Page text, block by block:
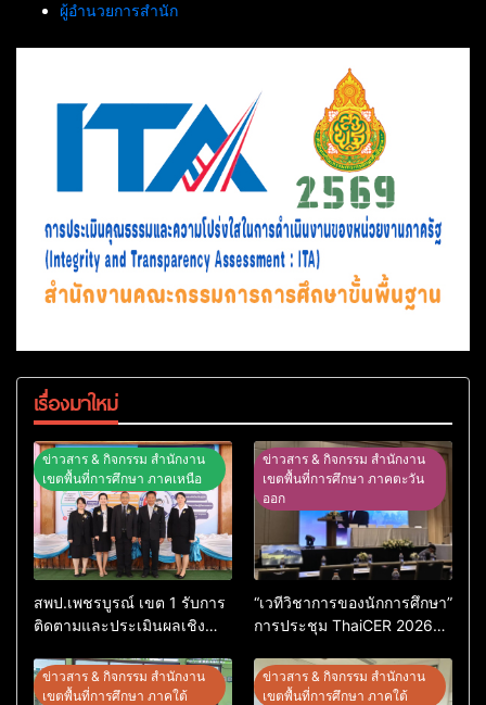
ผู้อำนวยการสำนัก
เรื่องมาใหม่
ข่าวสาร & กิจกรรม สำนักงาน
เขตพื้นที่การศึกษา ภาคเหนือ
สพป.เพชรบูรณ์ เขต 1 รับการ
ติดตามและประเมินผลเชิง
ต้นแบบ” ระดับประเทศ รุ่นที่ 3
ประจำปีงบประมาณ พ.ศ.
ข่าวสาร & กิจกรรม สำนักงาน
เขตพื้นที่การศึกษา ภาคตะวัน
ออก
“เวทีวิชาการของนักการศึกษา”
การประชุม ThaiCER 2026
Conference on Education
Research (ThaiCER) 2026
ข่าวสาร & กิจกรรม สำนักงาน
เขตพื้นที่การศึกษา ภาคใต้
ข่าวสาร & กิจกรรม สำนักงาน
เขตพื้นที่การศึกษา ภาคใต้